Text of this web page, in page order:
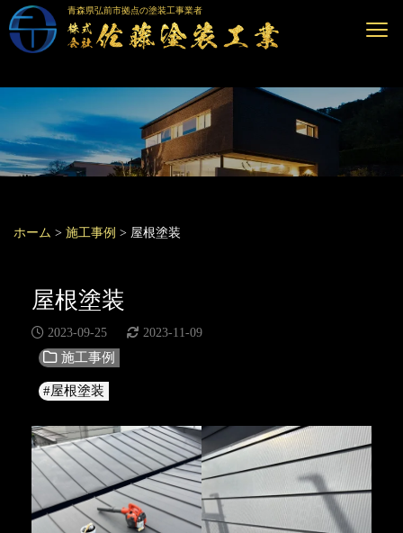
青森県弘前市拠点の塗装工事業者
ホーム > 施工事例 > 屋根塗装
屋根塗装
2023-09-25 2023-11-09
施工事例
#屋根塗装